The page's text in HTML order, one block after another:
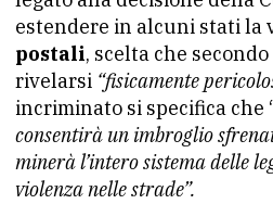
estendere in alcuni stati la
postali, scelta che
rivelarsi “fisicamente
incriminato si specifica che
consentirà un imbroglio
minerà l’intero sistema delle
violenza nelle strade”.